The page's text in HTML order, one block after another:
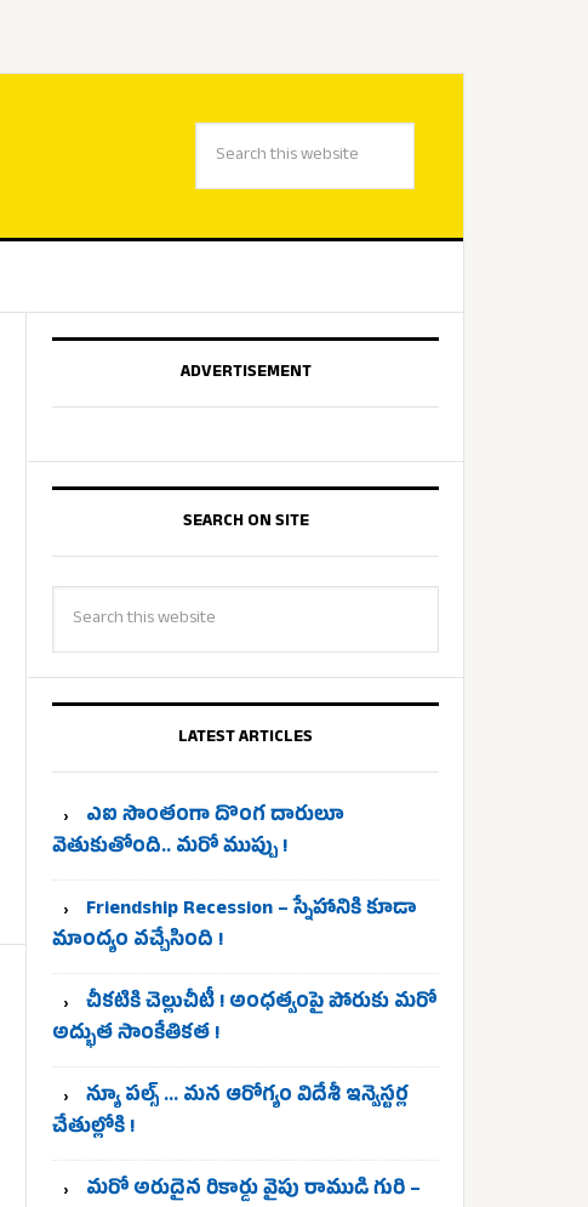
ADVERTISEMENT
SEARCH ON SITE
LATEST ARTICLES
ఎఐ సొంతంగా దొంగ దారులూ
వెతుకుతోంది.. మరో ముప్పు !
Friendship Recession – స్నేహానికి కూడా
మాంద్యం వచ్చేసింది !
చీకటికి చెల్లుచీటీ ! అంధత్వంపై పోరుకు మరో
అద్భుత సాంకేతికత !
న్యూ పల్స్ … మన ఆరోగ్యం విదేశీ ఇన్వెస్టర్ల
చేతుల్లోకి !
మరో అరుదైన రికార్డు వైపు రాముడి గురి –